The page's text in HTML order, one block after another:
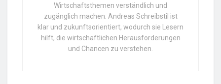
Wirtschaftsthemen verständlich und
zugänglich machen. Andreas Schreibstil ist
klar und zukunftsorientiert, wodurch sie Lesern
hilft, die wirtschaftlichen Herausforderungen
und Chancen zu verstehen.